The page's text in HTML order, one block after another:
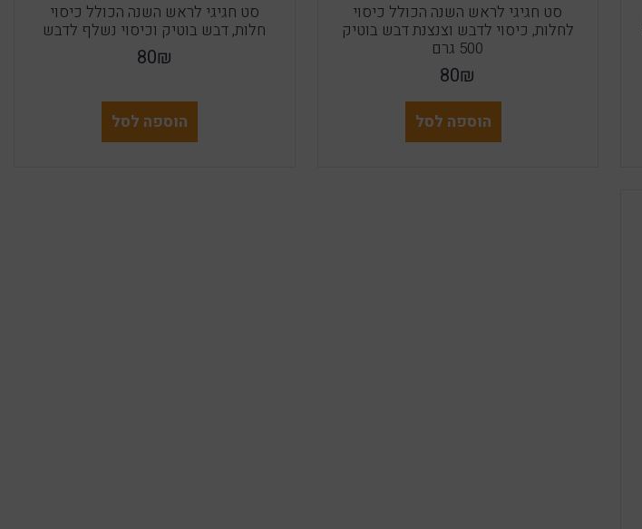
סט חגיגי לראש השנה הכולל כיסוי
לחלות, כיסוי לדבש וצנצנת דבש בוטיק
500 גרם
80₪
הוספה לסל
סט חגיגי לראש השנה הכולל כיסוי
חלות, דבש בוטיק וכיסוי נשלף לדבש
80₪
הוספה לסל